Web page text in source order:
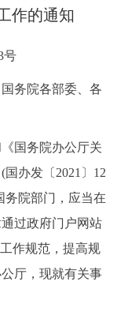
部门服务
作的通知
号
务院各部委、各
国务院办公厅关
办发〔2021〕12
务院部门，应当在
过政府门户网站
作规范，提高规
厅，现就有关事